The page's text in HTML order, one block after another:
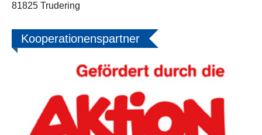
81825 Trudering
Kooperationenspartner